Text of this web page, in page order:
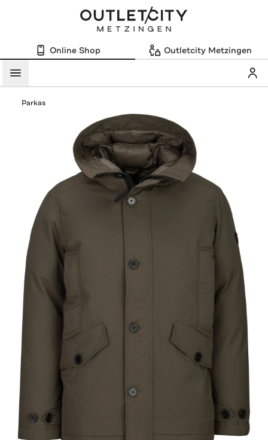
Online Shop Outletcity Metzingen
Menü
Parkas